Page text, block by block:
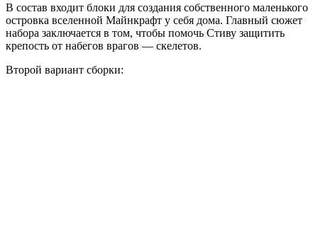
В состав входит блоки для создания собственного маленького
островка вселенной Майнкрафт у себя дома. Главный сюжет
набора заключается в том, чтобы помочь Стиву защитить
крепость от набегов врагов — скелетов.
Второй вариант сборки: